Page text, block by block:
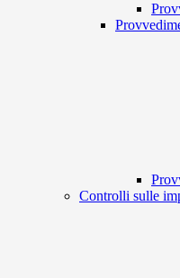
Controlli sulle